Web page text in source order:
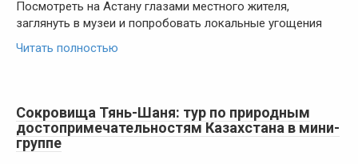
Посмотреть на Астану глазами местного жителя,
заглянуть в музеи и попробовать локальные угощения
Читать полностью
Сокровища Тянь-Шаня: тур по природным
достопримечательностям Казахстана в мини-
группе